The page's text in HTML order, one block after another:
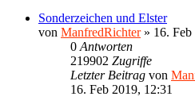
Sonderzeichen und Elster
von ManfredRichter» 16. Feb
0 Antworten
219902 Zugriffe
Letzter Beitrag von
16. Feb 2019, 12:31